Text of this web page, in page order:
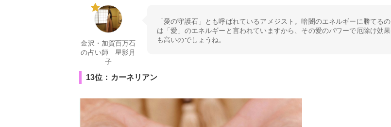
金沢・加賀百万石
の占い師 星影月
子
「愛の守護石」とも呼ばれているアメジスト。暗闇のエネルギーに勝てるの
は「愛」のエネルギーと言われていますから、その愛のパワーで厄除け効果
も高いのでしょうね。
13位：カーネリアン